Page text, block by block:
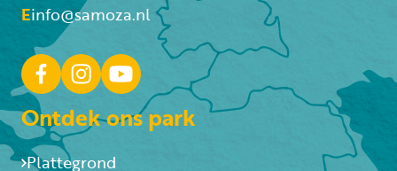
Einfo@samoza.nl
Ontdek ons park
Plattegrond